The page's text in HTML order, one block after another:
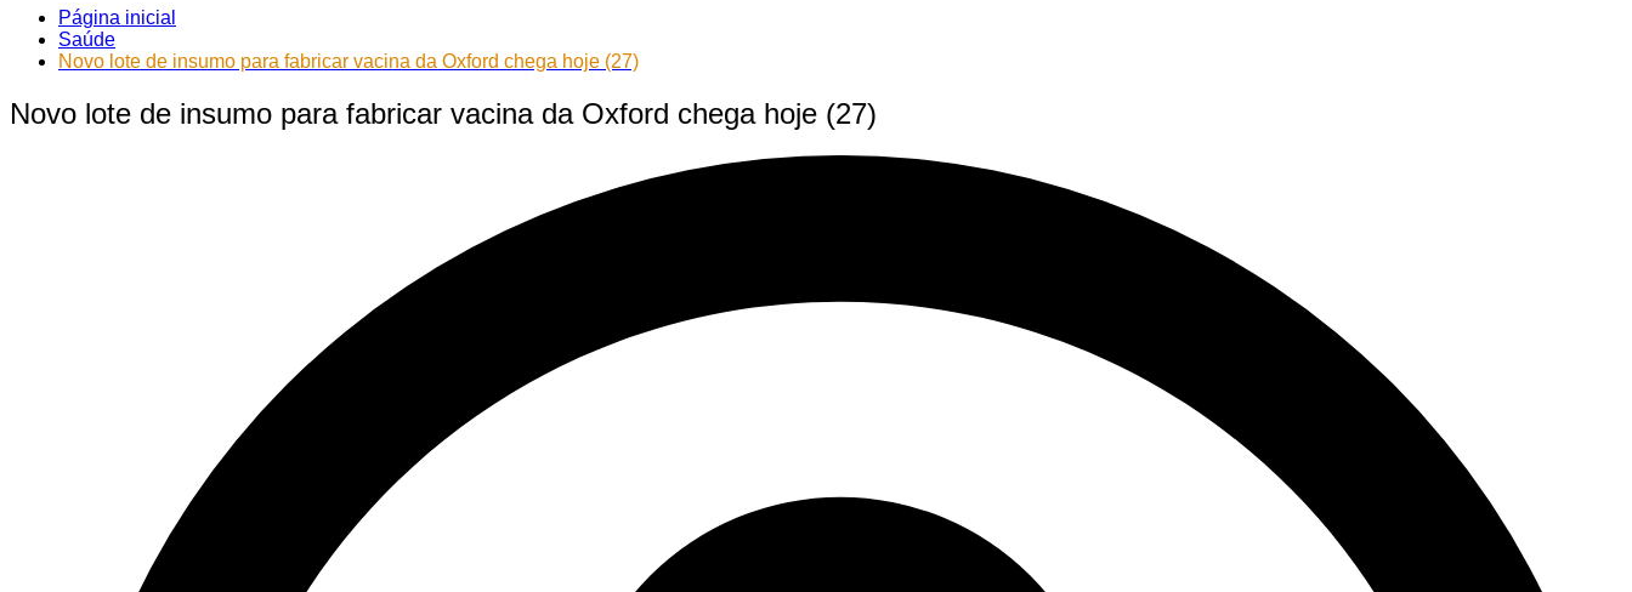
Página inicial
Saúde
Novo lote de insumo para fabricar vacina da Oxford chega hoje (27)
Novo lote de insumo para fabricar vacina da Oxford chega hoje (27)